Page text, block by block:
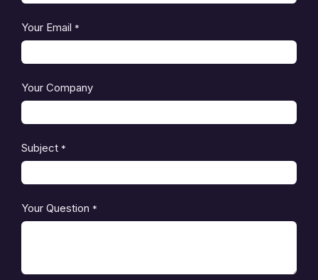
Your Email *
Your Company
Subject *
Your Question *